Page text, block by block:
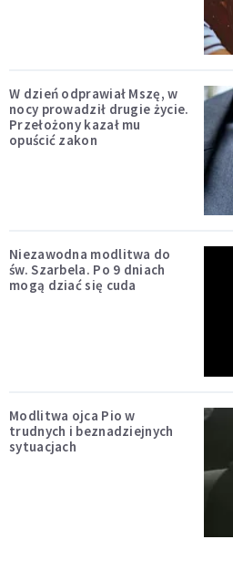
W dzień odprawiał Mszę, w
nocy prowadził drugie życie.
Przełożony kazał mu
opuścić zakon
Niezawodna modlitwa do
św. Szarbela. Po 9 dniach
mogą dziać się cuda
Modlitwa ojca Pio w
trudnych i beznadziejnych
sytuacjach